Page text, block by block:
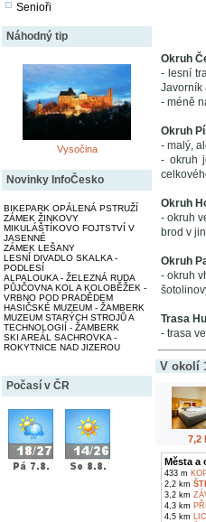
Senioři
Náhodný tip
Vysočina
Novinky InfoČesko
BIKEPARK OPÁLENÁ PSTRUŽÍ
ZÁMEK ŽINKOVY
MIKULÁŠTÍKOVO FOJTSTVÍ V
JASENNÉ
ZÁMEK LEŠANY
LESNÍ DIVADLO SKALKA -
PODLESÍ
ALPALOUKA - ŽELEZNÁ RUDA
PŮJČOVNA KOL A KOLOBĚŽEK -
VRBNO POD PRADĚDEM
HASIČSKÉ MUZEUM - ŽAMBERK
MUZEUM STARÝCH STROJŮ A
TECHNOLOGIÍ - ŽAMBERK
SKI AREÁL SACHROVKA -
ROKYTNICE NAD JIZEROU
Počasí v ČR
Okruh
- lesní
Javorník
- méně
Okruh
- malý,
- okruh
Okruh
- okruh
brod v
Okruh
- okruh
Trasa
- trasa
V okolí
7,2
Města a
433 m
2,2 km
3,2 km
4,3 km
4,5 km